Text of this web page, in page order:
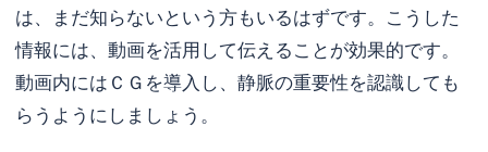
は、まだ知らないという方もいるはずです。こうした
情報には、動画を活用して伝えることが効果的です。
動画内にはＣＧを導入し、静脈の重要性を認識しても
らうようにしましょう。